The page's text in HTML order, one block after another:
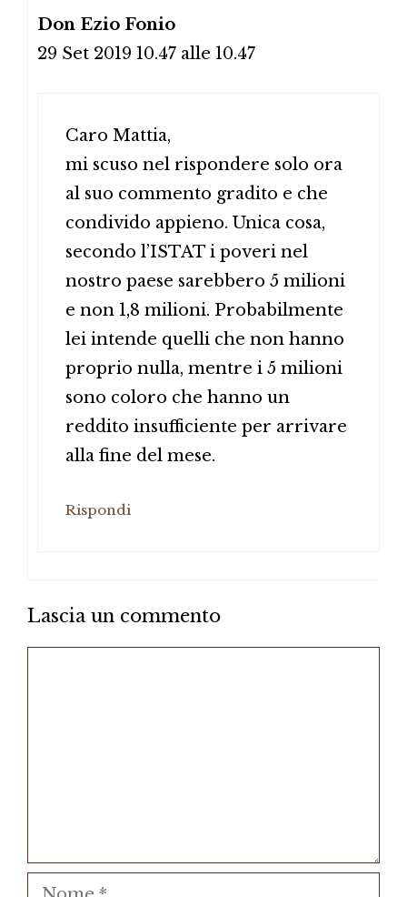
Don Ezio Fonio
29 Set 2019 10.47 alle 10.47
Caro Mattia,
mi scuso nel rispondere solo ora
al suo commento gradito e che
condivido appieno. Unica cosa,
secondo l’ISTAT i poveri nel
nostro paese sarebbero 5 milioni
e non 1,8 milioni. Probabilmente
lei intende quelli che non hanno
proprio nulla, mentre i 5 milioni
sono coloro che hanno un
reddito insufficiente per arrivare
alla fine del mese.
Rispondi
Lascia un commento
Nome